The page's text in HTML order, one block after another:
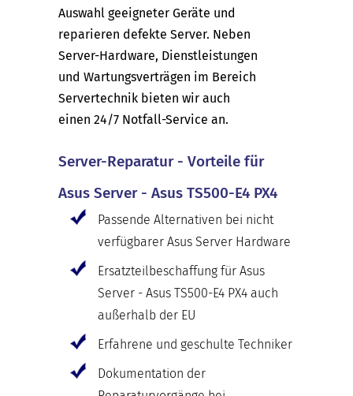
Auswahl geeigneter Geräte und
reparieren defekte Server. Neben
Server-Hardware, Dienstleistungen
und Wartungsverträgen im Bereich
Servertechnik bieten wir auch
einen 24/7 Notfall-Service an.
Server-Reparatur - Vorteile für
Asus Server - Asus TS500-E4 PX4
Passende Alternativen bei nicht
verfügbarer Asus Server Hardware
Ersatzteilbeschaffung für Asus
Server - Asus TS500-E4 PX4 auch
außerhalb der EU
Erfahrene und geschulte Techniker
Dokumentation der